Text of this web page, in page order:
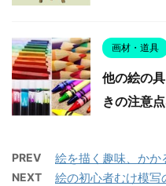
画材・道具
他の絵の
きの注意
PREV 絵を描く趣味、かか
NEXT
絵の初心者むけ模写